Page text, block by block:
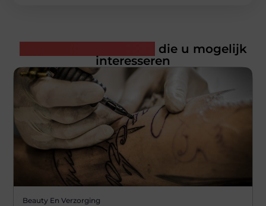
die u mogelijk
interesseren
Beauty En Verzorging